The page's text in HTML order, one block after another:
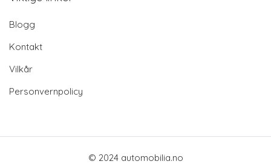
Blogg
Kontakt
Vilkår
Personvernpolicy
© 2024 automobilia.no